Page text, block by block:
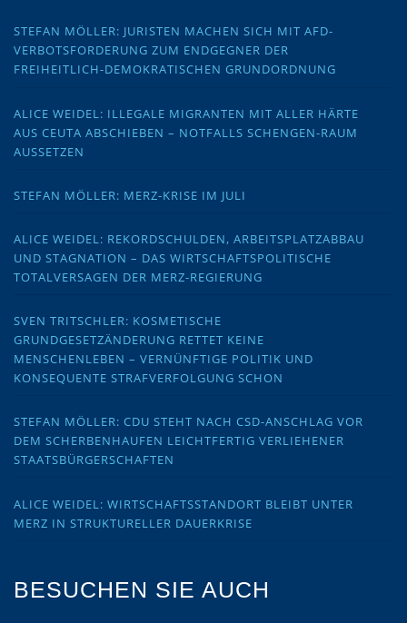
STEFAN MÖLLER: JURISTEN MACHEN SICH MIT AFD-
VERBOTSFORDERUNG ZUM ENDGEGNER DER
FREIHEITLICH-DEMOKRATISCHEN GRUNDORDNUNG
ALICE WEIDEL: ILLEGALE MIGRANTEN MIT ALLER HÄRTE
AUS CEUTA ABSCHIEBEN – NOTFALLS SCHENGEN-RAUM
AUSSETZEN
STEFAN MÖLLER: MERZ-KRISE IM JULI
ALICE WEIDEL: REKORDSCHULDEN, ARBEITSPLATZABBAU
UND STAGNATION – DAS WIRTSCHAFTSPOLITISCHE
TOTALVERSAGEN DER MERZ-REGIERUNG
SVEN TRITSCHLER: KOSMETISCHE
GRUNDGESETZÄNDERUNG RETTET KEINE
MENSCHENLEBEN – VERNÜNFTIGE POLITIK UND
KONSEQUENTE STRAFVERFOLGUNG SCHON
STEFAN MÖLLER: CDU STEHT NACH CSD-ANSCHLAG VOR
DEM SCHERBENHAUFEN LEICHTFERTIG VERLIEHENER
STAATSBÜRGERSCHAFTEN
ALICE WEIDEL: WIRTSCHAFTSSTANDORT BLEIBT UNTER
MERZ IN STRUKTURELLER DAUERKRISE
BESUCHEN SIE AUCH